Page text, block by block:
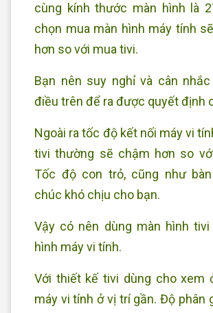
cùng kính thước màn hình là
chọn mua màn hình máy tính
hơn so với mua tivi.
Bạn nên suy nghỉ và cân
điều trên để ra được quyết định
Ngoài ra tốc độ kết nối máy vi
tivi thường sẽ chậm hơn so
Tốc độ con trỏ, cũng như
chúc khó chịu cho bạn.
Vậy có nên dùng màn hình
hình máy vi tính.
Với thiết kế tivi dùng cho xem
máy vi tính ở vị trí gần. Độ phân